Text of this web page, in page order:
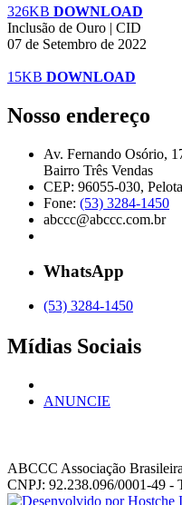
326KB DOWNLOAD
Inclusão de Ouro | CID
07 de Setembro de 2022
15KB DOWNLOAD
Nosso endereço
Av. Fernando Osório,
Bairro Três Vendas
CEP: 96055-030,
Fone: (53) 3284-1450
abccc@abccc.com.br
WhatsApp
(53) 3284-1450
Mídias Sociais
ANUNCIE
ABCCC Associação
CNPJ: 92.238.096/0001-49 -